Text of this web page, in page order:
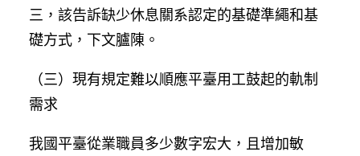
三，該告訴缺少休息關系認定的基礎準繩和基
礎方式，下文臚陳。
（三）現有規定難以順應平臺用工鼓起的軌制
需求
我國平臺從業職員多少數字宏大，且增加敏